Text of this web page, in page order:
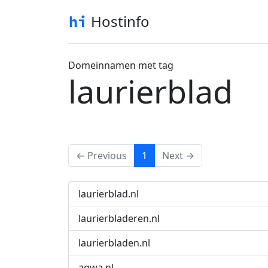
Hostinfo
Domeinnamen met tag
laurierblad
← Previous 1 (current)
Next →
laurierblad.nl
laurierbladeren.nl
laurierbladen.nl